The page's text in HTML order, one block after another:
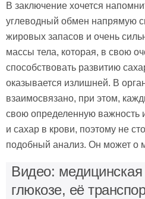
В заключение хочется
углеводный обмен напрямую
жировых запасов и очень
массы тела, которая, в свою
способствовать развитию
оказывается излишней. В
взаимосвязано, при этом,
свою определенную важность
и сахар в крови, поэтому не
подобный анализ. Он может о
Видео: медицинская
глюкозе, её